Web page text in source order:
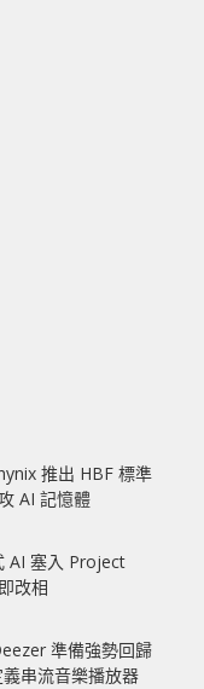
推出 HBF 標準
AI 記憶體
AI 塞入 Project
改相
準備強勢回歸
串流音樂播放器